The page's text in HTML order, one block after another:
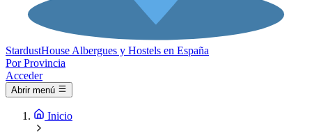
StardustHouse Albergues y Hostels en España
Por Provincia
Acceder
Abrir menú
Inicio